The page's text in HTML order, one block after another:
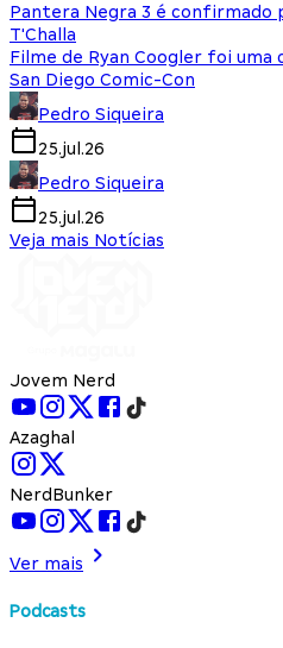
Pantera Negra 3 é confirmado
T'Challa
Filme de Ryan Coogler foi uma
San Diego Comic-Con
Pedro Siqueira
25.jul.26
Pedro Siqueira
25.jul.26
Veja mais Notícias
Jovem Nerd
Azaghal
NerdBunker
Ver mais
Podcasts